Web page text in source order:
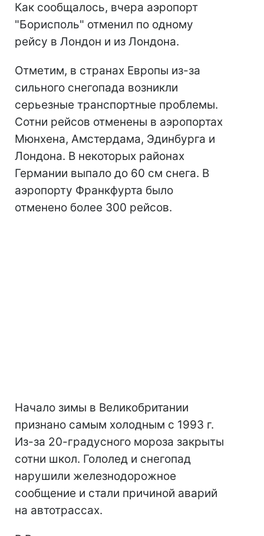
Как сообщалось, вчера аэропорт
"Борисполь" отменил по одному
рейсу в Лондон и из Лондона.
Отметим, в странах Европы из-за
сильного снегопада возникли
серьезные транспортные проблемы.
Сотни рейсов отменены в аэропортах
Мюнхена, Амстердама, Эдинбурга и
Лондона. В некоторых районах
Германии выпало до 60 см снега. В
аэропорту Франкфурта было
отменено более 300 рейсов.
Начало зимы в Великобритании
признано самым холодным с 1993 г.
Из-за 20-градусного мороза закрыты
сотни школ. Гололед и снегопад
нарушили железнодорожное
сообщение и стали причиной аварий
на автотрассах.